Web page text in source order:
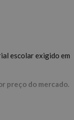
escolar exigido em
preço do mercado.